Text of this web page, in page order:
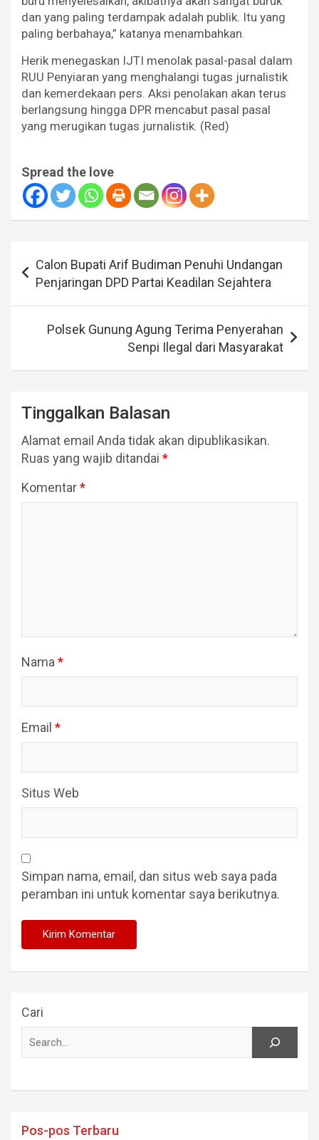
dan yang paling terdampak adalah publik. Itu yang
paling berbahaya,” katanya menambahkan.
Herik menegaskan IJTI menolak pasal-pasal dalam
RUU Penyiaran yang menghalangi tugas jurnalistik
dan kemerdekaan pers. Aksi penolakan akan terus
berlangsung hingga DPR mencabut pasal pasal
yang merugikan tugas jurnalistik. (Red)
Spread the love
posCalon Bupati Arif Budiman Penuhi Undangan
Penjaringan DPD Partai Keadilan Sejahtera
Polsek Gunung Agung Terima Penyerahan
Senpi Ilegal dari Masyarakat
Tinggalkan Balasan
Alamat email Anda tidak akan dipublikasikan.
Ruas yang wajib ditandai *
Komentar*
Nama*
Email *
Situs Web
Simpan nama, email, dan situs web saya pada
peramban ini untuk komentar saya berikutnya.
Cari
Pos-pos Terbaru